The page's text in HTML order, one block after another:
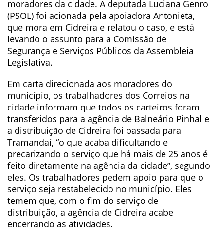
moradores da cidade. A deputada Luciana Genro
(PSOL) foi acionada pela apoiadora Antonieta,
que mora em Cidreira e relatou o caso, e está
levando o assunto para a Comissão de
Segurança e Serviços Públicos da Assembleia
Legislativa.
Em carta direcionada aos moradores do
município, os trabalhadores dos Correios na
cidade informam que todos os carteiros foram
transferidos para a agência de Balneário Pinhal e
a distribuição de Cidreira foi passada para
Tramandaí, “o que acaba dificultando e
precarizando o serviço que há mais de 25 anos é
feito diretamente na agência da cidade”, segundo
eles. Os trabalhadores pedem apoio para que o
serviço seja restabelecido no município. Eles
temem que, com o fim do serviço de
distribuição, a agência de Cidreira acabe
encerrando as atividades.